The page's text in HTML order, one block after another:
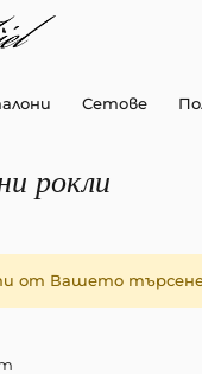
Сетове
рокли
от Вашето